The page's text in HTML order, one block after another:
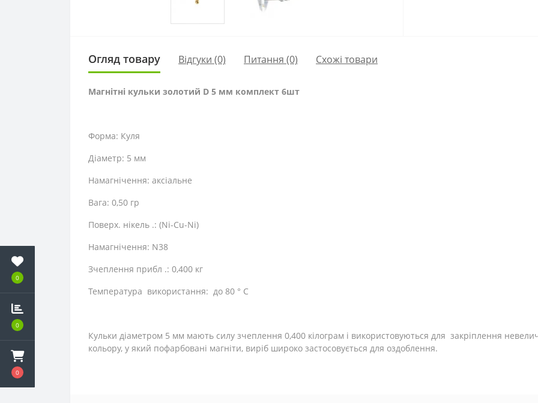
0
0
0
Огляд товару Відгуки (0) Питання (0) Схожі товари
Магнітні кульки золотий D 5 мм комплект 6шт
Форма: Куля
Діаметр: 5 мм
Намагнічення: аксіальне
Вага: 0,50 гр
Поверх. нікель .: (Ni-Cu-Ni)
Намагнічення: N38
Зчеплення прибл .: 0,400 кг
Температура використання: до 80 ° C
Кульки діаметром 5 мм мають силу зчеплення 0,400 кілограм і використовуються для закріплення
кольору, у який пофарбовані магніти, виріб широко застосовується для оздоблення.